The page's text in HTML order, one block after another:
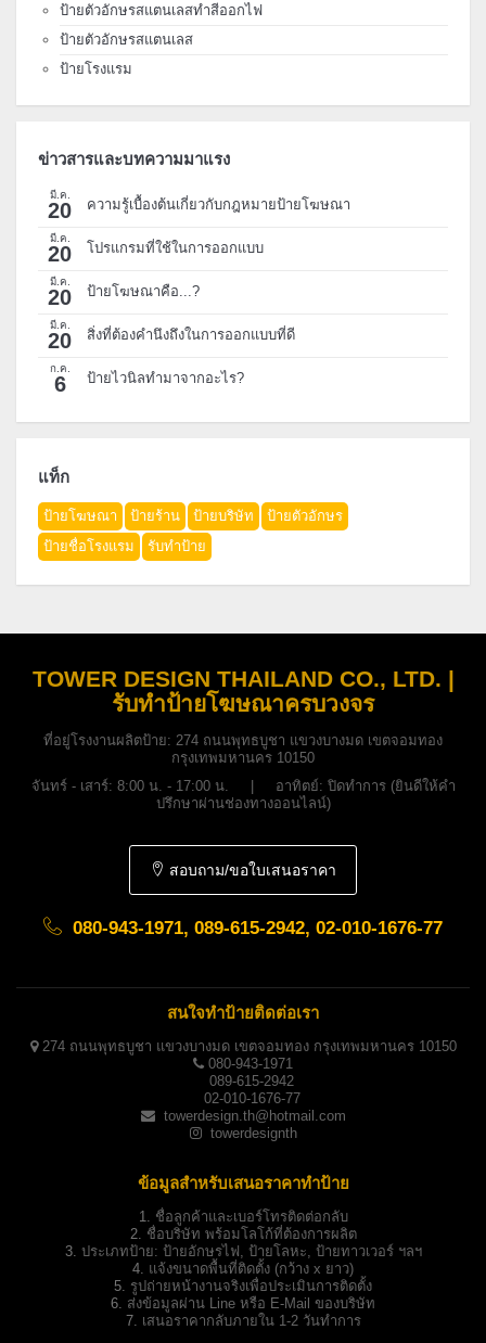
ป้ายตัวอักษรสแตนเลสทำสีออกไฟ
ป้ายตัวอักษรสแตนเลส
ป้ายโรงแรม
ข่าวสารและบทความมาแรง
มี.ค.
20 ความรู้เบื้องต้นเกี่ยวกับกฎหมายป้ายโฆษณา
มี.ค.
20 โปรแกรมที่ใช้ในการออกแบบ
มี.ค.
20 ป้ายโฆษณาคือ...?
มี.ค.
20 สิ่งที่ต้องคำนึงถึงในการออกแบบที่ดี
ก.ค.
6 ป้ายไวนิลทำมาจากอะไร?
แท็ก
ป้ายโฆษณา ป้ายร้าน ป้ายบริษัท
ป้ายตัวอักษร
ป้ายชื่อโรงแรม
รับทำป้าย
TOWER DESIGN THAILAND CO., LTD. |
รับทำป้ายโฆษณาครบวงจร
ที่อยู่โรงงานผลิตป้าย: 274 ถนนพุทธบูชา แขวงบางมด เขตจอมทอง
กรุงเทพมหานคร 10150
จันทร์ - เสาร์: 8:00 น. - 17:00 น. | อาทิตย์: ปิดทำการ (ยินดีให้คำ
ปรึกษาผ่านช่องทางออนไลน์)
สอบถาม/ขอใบเสนอราคา
080-943-1971, 089-615-2942, 02-010-1676-77
สนใจทำป้ายติดต่อเรา
274 ถนนพุทธบูชา แขวงบางมด เขตจอมทอง กรุงเทพมหานคร 10150
080-943-1971
089-615-2942
02-010-1676-77
towerdesign.th@hotmail.com
towerdesignth
ข้อมูลสำหรับเสนอราคาทำป้าย
1.
ชื่อลูกค้าและเบอร์โทรติดต่อกลับ
2. ชื่อบริษัท พร้อมโลโก้ที่ต้องการผลิต
3. ประเภทป้าย: ป้ายอักษรไฟ, ป้ายโลหะ, ป้ายทาวเวอร์ ฯลฯ
4. แจ้งขนาดพื้นที่ติดตั้ง (กว้าง x ยาว)
5. รูปถ่ายหน้างานจริงเพื่อประเมินการติดตั้ง
6. ส่งข้อมูลผ่าน Line หรือ E-Mail ของบริษัท
7. เสนอราคากลับภายใน 1-2 วันทำการ